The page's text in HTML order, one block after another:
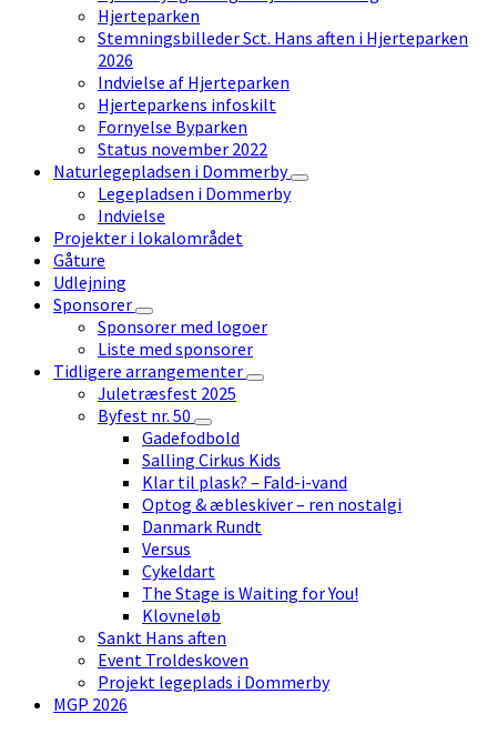
Hjerteparken
Stemningsbilleder Sct. Hans aften i Hjerteparken
2026
Indvielse af Hjerteparken
Hjerteparkens infoskilt
Fornyelse Byparken
Status november 2022
Naturlegepladsen i Dommerby
Legepladsen i Dommerby
Indvielse
Projekter i lokalområdet
Gåture
Udlejning
Sponsorer
Sponsorer med logoer
Liste med sponsorer
Tidligere arrangementer
Juletræsfest 2025
Byfest nr. 50
Gadefodbold
Salling Cirkus Kids
Klar til plask? – Fald-i-vand
Optog & æbleskiver – ren nostalgi
Danmark Rundt
Versus
Cykeldart
The Stage is Waiting for You!
Klovneløb
Sankt Hans aften
Event Troldeskoven
Projekt legeplads i Dommerby
MGP 2026